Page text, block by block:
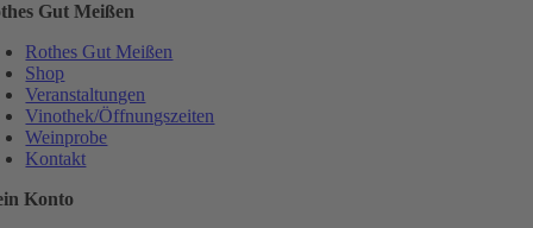
Gut Meißen
Rothes Gut Meißen
Shop
Veranstaltungen
Vinothek/Öffnungszeiten
Weinprobe
Kontakt
Konto